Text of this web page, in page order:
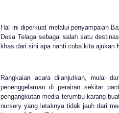
Hal ini diperkuat melalui penyampaian
Desa Telaga sebagai salah satu
khas dari sini apa nanti coba kita ajukan
Rangkaian acara dilanjutkan, mulai
penenggelaman di perairan sekitar
pengangkutan media terumbu karang
nursery yang letaknya tidak jauh dari